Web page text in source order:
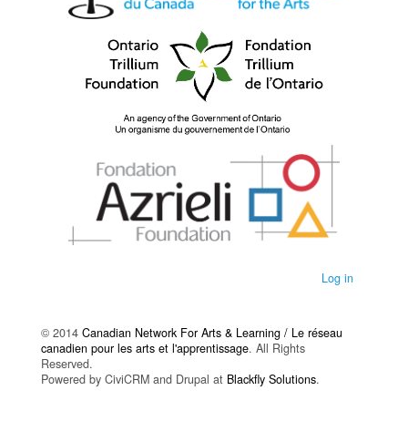
Log in
© 2014 Canadian Network For Arts & Learning / Le réseau
canadien pour les arts et l'apprentissage. All Rights
Reserved.
Powered by CiviCRM and Drupal at Blackfly Solutions.